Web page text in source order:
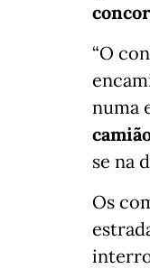
“O
numa
se na
Os